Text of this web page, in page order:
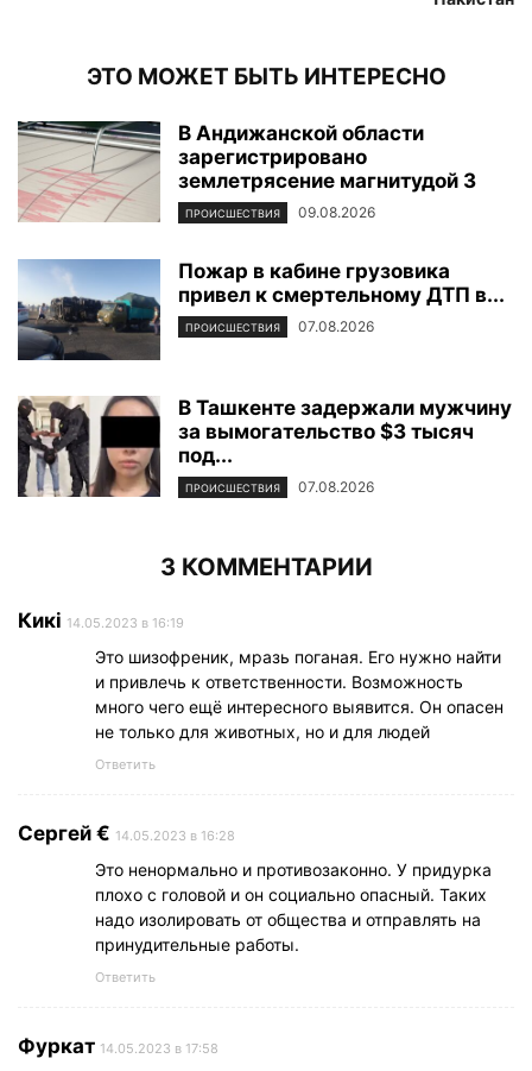
ЭТО МОЖЕТ БЫТЬ ИНТЕРЕСНО
В Андижанской области
зарегистрировано
землетрясение магнитудой 3
ПРОИСШЕСТВИЯ 09.08.2026
Пожар в кабине грузовика
привел к смертельному ДТП в...
ПРОИСШЕСТВИЯ 07.08.2026
В Ташкенте задержали мужчину
за вымогательство $3 тысяч
под...
ПРОИСШЕСТВИЯ 07.08.2026
3 КОММЕНТАРИИ
Кикi 14.05.2023 в 16:19
Это шизофреник, мразь поганая. Его нужно найти
и привлечь к ответственности. Возможность
много чего ещё интересного выявится. Он опасен
не только для животных, но и для людей
Ответить
Сергей € 14.05.2023 в 16:28
Это ненормально и противозаконно. У придурка
плохо с головой и он социально опасный. Таких
надо изолировать от общества и отправлять на
принудительные работы.
Ответить
Фуркат 14.05.2023 в 17:58